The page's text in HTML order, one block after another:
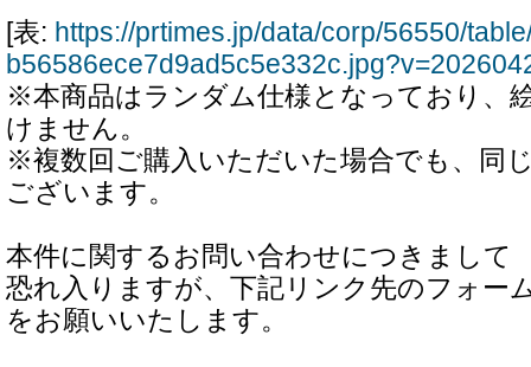
[表: https://prtimes.jp/data/corp/56550/
※本商品はランダム仕様となっており、
けません。
※複数回ご購入いただいた場合でも、同
ございます。
本件に関するお問い合わせにつきまして
恐れ入りますが、下記リンク先のフォー
をお願いいたします。